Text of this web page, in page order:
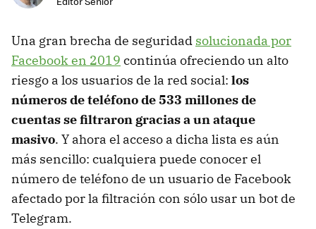
Una gran brecha de seguridad solucionada por
Facebook en 2019 continúa ofreciendo un alto
riesgo a los usuarios de la red social: los
números de teléfono de 533 millones de
cuentas se filtraron gracias a un ataque
masivo. Y ahora el acceso a dicha lista es aún
más sencillo: cualquiera puede conocer el
número de teléfono de un usuario de Facebook
afectado por la filtración con sólo usar un bot de
Telegram.